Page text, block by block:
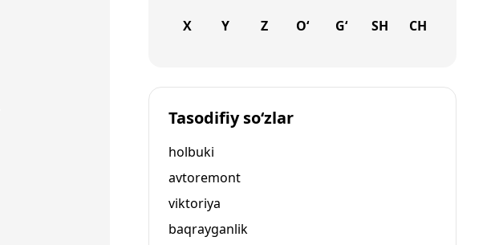
X Y Z O‘ G‘ SH CH
Tasodifiy so‘zlar
holbuki
avtoremont
viktoriya
baqrayganlik